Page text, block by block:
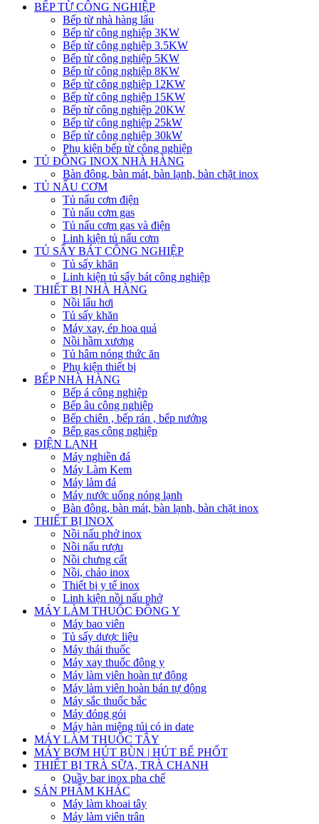
BẾP TỪ CÔNG NGHIỆP
Bếp từ nhà hàng lẩu
Bếp từ công nghiệp 3KW
Bếp từ công nghiệp 3.5KW
Bếp từ công nghiệp 5KW
Bếp từ công nghiệp 8KW
Bếp từ công nghiệp 12KW
Bếp từ công nghiệp 15KW
Bếp từ công nghiệp 20KW
Bếp từ công nghiệp 25kW
Bếp từ công nghiệp 30kW
Phụ kiện bếp từ công nghiệp
TỦ ĐÔNG INOX NHÀ HÀNG
Bàn đông, bàn mát, bàn lạnh, bàn chặt inox
TỦ NẤU CƠM
Tủ nấu cơm điện
Tủ nấu cơm gas
Tủ nấu cơm gas và điện
Linh kiện tủ nấu cơm
TỦ SẤY BÁT CÔNG NGHIỆP
Tủ sấy khăn
Linh kiện tủ sấy bát công nghiệp
THIẾT BỊ NHÀ HÀNG
Nồi lẩu hơi
Tủ sấy khăn
Máy xay, ép hoa quả
Nồi hầm xương
Tủ hâm nóng thức ăn
Phụ kiện thiết bị
BẾP NHÀ HÀNG
Bếp á công nghiệp
Bếp âu công nghiệp
Bếp chiên , bếp rán , bếp nướng
Bếp gas công nghiệp
ĐIỆN LẠNH
Máy nghiền đá
Máy Làm Kem
Máy làm đá
Máy nước uống nóng lạnh
Bàn đông, bàn mát, bàn lạnh, bàn chặt inox
THIẾT BỊ INOX
Nồi nấu phở inox
Nồi nấu rượu
Nồi chưng cất
Nồi, chảo inox
Thiết bị y tế inox
Linh kiện nồi nấu phở
MÁY LÀM THUỐC ĐÔNG Y
Máy bao viên
Tủ sấy dược liệu
Máy thái thuốc
Máy xay thuốc đông y
Máy làm viên hoàn tự động
Máy làm viên hoàn bán tự động
Máy sắc thuốc bắc
Máy đóng gói
Máy hàn miệng túi có in date
MÁY LÀM THUỐC TÂY
MÁY BƠM HÚT BÙN | HÚT BỂ PHỐT
THIẾT BỊ TRÀ SỮA, TRÀ CHANH
Quầy bar inox pha chế
SẢN PHẨM KHÁC
Máy làm khoai tây
Máy làm viên trân